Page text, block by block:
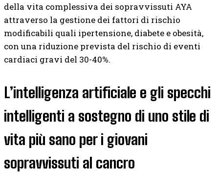
della vita complessiva dei sopravvissuti AYA
attraverso la gestione dei fattori di rischio
modificabili quali ipertensione, diabete e obesità,
con una riduzione prevista del rischio di eventi
cardiaci gravi del 30-40%.
L’intelligenza artificiale e gli specchi
intelligenti a sostegno di uno stile di
vita più sano per i giovani
sopravvissuti al cancro